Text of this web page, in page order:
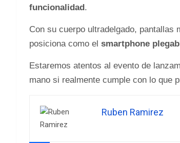
funcionalidad.
Con su cuerpo ultradelgado,
posiciona como el smartphone
Estaremos atentos al evento de
mano si realmente cumple con lo que
Ruben Ramirez